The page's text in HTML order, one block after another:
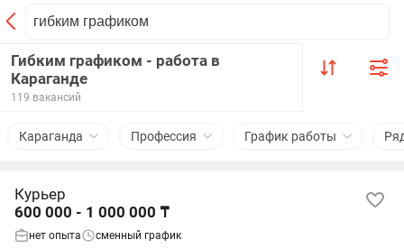
Гибким графиком - работа в
Караганде
119 вакансий
Караганда Профессия График работы
Курьер
600 000 - 1 000 000 ₸
нет опыта сменный график